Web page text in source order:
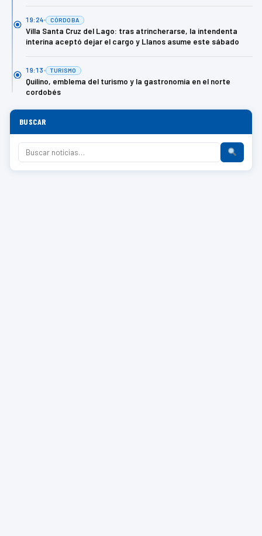
19:24 CÓRDOBA
Villa Santa Cruz del Lago: tras atrincherarse, la intendenta
interina aceptó dejar el cargo y Llanos asume este sábado
19:13 TURISMO
Quilino, emblema del turismo y la gastronomia en el norte
cordobés
BUSCAR